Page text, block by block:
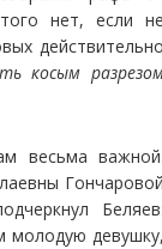
нет, если
косым
весьма
молодую